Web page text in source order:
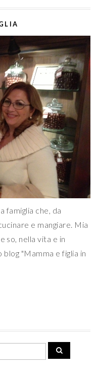
famiglia che, da
e mangiare. Mia
so, nella vita e in
"Mamma e figlia in